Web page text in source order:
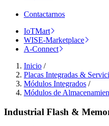
Contactarnos
IoTMart
WISE-Marketplace
A-Connect
Inicio /
Placas Integradas &
Módulos Integrados /
Módulos de
Industrial Flash &